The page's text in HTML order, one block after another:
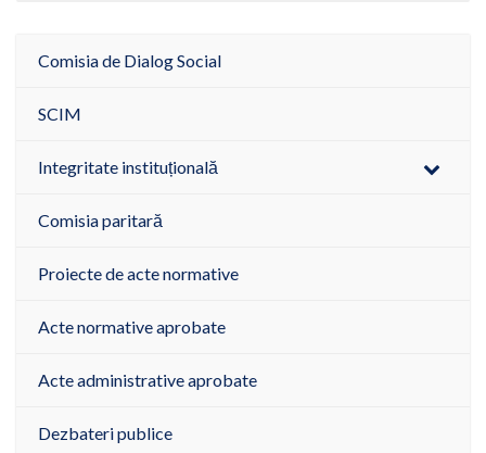
Comisia de Dialog Social
SCIM
Integritate instituțională
Comisia paritară
Proiecte de acte normative
Acte normative aprobate
Acte administrative aprobate
Dezbateri publice